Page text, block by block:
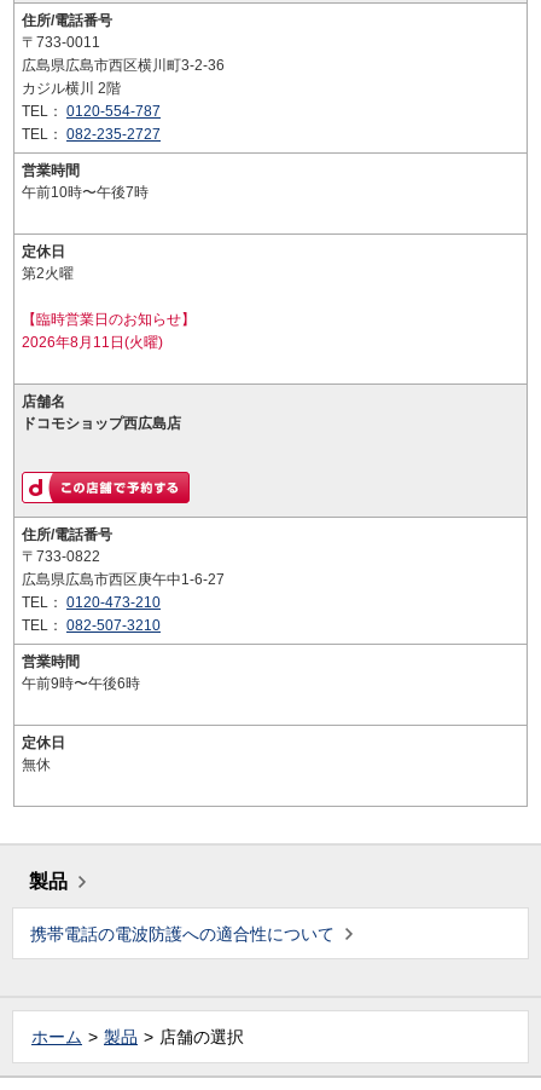
住所/電話番号
〒733-0011
広島県広島市西区横川町3-2-36
カジル横川 2階
TEL： 0120-554-787
TEL： 082-235-2727
営業時間
午前10時〜午後7時
定休日
第2火曜
【臨時営業日のお知らせ】
2026年8月11日(火曜)
店舗名
ドコモショップ西広島店
住所/電話番号
〒733-0822
広島県広島市西区庚午中1-6-27
TEL： 0120-473-210
TEL： 082-507-3210
営業時間
午前9時〜午後6時
定休日
無休
製品
携帯電話の電波防護への適合性について
ホーム 製品 店舗の選択